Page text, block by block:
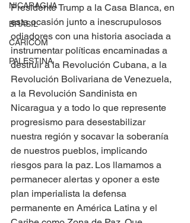
NICARAGUA
BRASIL
CARICOM
PALESTINA
Presidente Trump a la Casa Blanca, en
esta ocasión junto a inescrupulosos
odiadores con una historia asociada a
instrumentar políticas encaminadas a
destruir a la Revolución Cubana, a la
Revolución Bolivariana de Venezuela,
a la Revolución Sandinista en
Nicaragua y a todo lo que represente
progresismo para desestabilizar
nuestra región y socavar la soberanía
de nuestros pueblos, implicando
riesgos para la paz. Los llamamos a
permanecer alertas y oponer a este
plan imperialista la defensa
permanente en América Latina y el